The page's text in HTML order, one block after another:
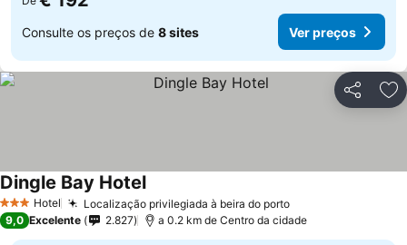
Consulte os preços de 8 sites Ver preços
Partilhar
3 EstrelasHotel Localização privilegiada à beira do porto
Dingle Bay Hotel
9,0 Excelente 2.827 a 0.2 km de Centro da cidade